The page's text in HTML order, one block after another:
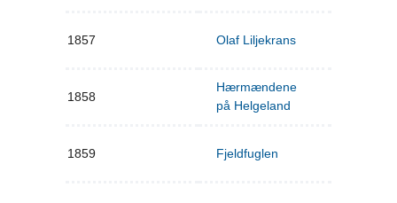
1857 Olaf Liljekrans
1858
Hærmændene
på Helgeland
1859 Fjeldfuglen